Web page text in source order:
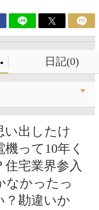
日記(0)
い出したけ
って10年く
住宅業界参入
なかったっ
？勘違いか